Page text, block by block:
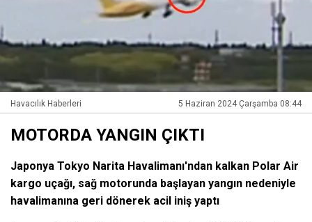
Havacılık Haberleri 5 Haziran 2024 Çarşamba 08:44
MOTORDA YANGIN ÇIKTI
Japonya Tokyo Narita Havalimanı'ndan kalkan Polar Air
kargo uçağı, sağ motorunda başlayan yangın nedeniyle
havalimanına geri dönerek acil iniş yaptı